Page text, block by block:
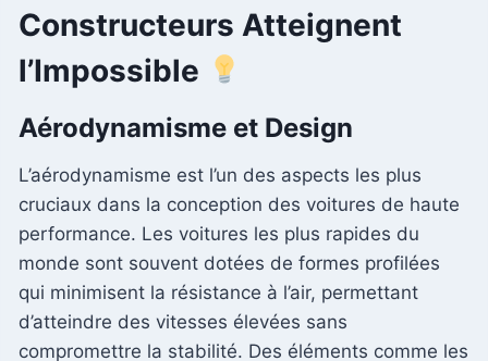
Constructeurs Atteignent
l’Impossible
Aérodynamisme et Design
L’aérodynamisme est l’un des aspects les plus
cruciaux dans la conception des voitures de haute
performance. Les voitures les plus rapides du
monde sont souvent dotées de formes profilées
qui minimisent la résistance à l’air, permettant
d’atteindre des vitesses élevées sans
compromettre la stabilité. Des éléments comme les